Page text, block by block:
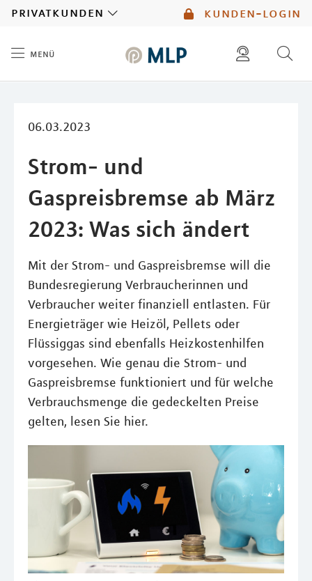
kunden-login
privatkunden
menü
06.03.2023
Strom- und
Gaspreisbremse ab März
2023: Was sich ändert
Mit der Strom- und Gaspreisbremse will die
Bundesregierung Verbraucherinnen und
Verbraucher weiter finanziell entlasten. Für
Energieträger wie Heizöl, Pellets oder
Flüssiggas sind ebenfalls Heizkostenhilfen
vorgesehen. Wie genau die Strom- und
Gaspreisbremse funktioniert und für welche
Verbrauchsmenge die gedeckelten Preise
gelten, lesen Sie hier.